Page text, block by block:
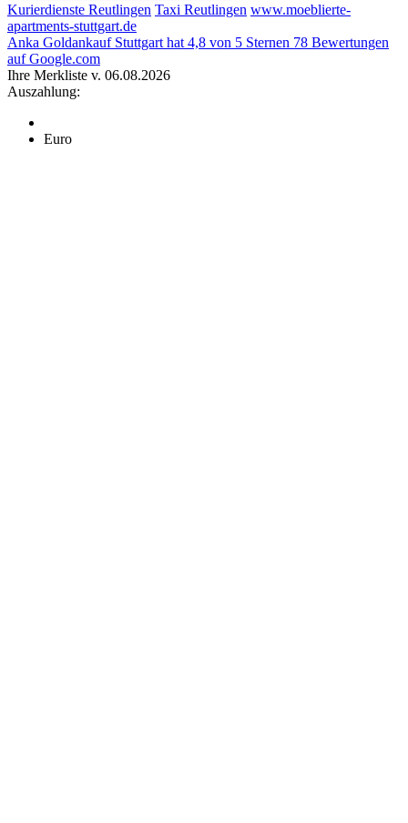
Kurierdienste Reutlingen Taxi Reutlingen www.moeblierte-
apartments-stuttgart.de
Anka Goldankauf Stuttgart hat 4,8 von 5 Sternen 78 Bewertungen
auf Google.com
Ihre Merkliste v. 06.08.2026
Auszahlung:
Euro